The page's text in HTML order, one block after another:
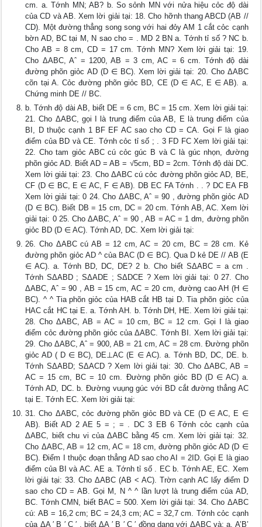
cm. a. Tớnh MN; AB? b. So sỏnh MN với nửa hiệu cỏc độ dài
của CD và AB. Xem lời giải tại: 18. Cho hỡnh thang ABCD (AB //
CD). Một đường thẳng song song với hai đỏy AM 1 cắt cỏc cạnh
bờn AD, BC tại M, N sao cho = . MD 2 BN a. Tớnh tỉ số ? NC b.
Cho AB = 8 cm, CD = 17 cm. Tớnh MN? Xem lời giải tại: 19.
Cho ΔABC, Aˆ = 1200, AB = 3 cm, AC = 6 cm. Tớnh độ dài
đường phõn giỏc AD (D ∈ BC). Xem lời giải tại: 20. Cho ΔABC
cõn tại A. Cỏc đường phõn giỏc BD, CE (D ∈ AC, E ∈ AB). a.
Chứng minh DE // BC.
b. Tớnh độ dài AB, biết DE = 6 cm, BC = 15 cm. Xem lời giải tại:
21. Cho ΔABC, gọi I là trung điểm của AB, E là trung điểm của
BI, D thuộc cạnh 1 BF EF AC sao cho CD = CA. Gọi F là giao
điểm của BD và CE. Tớnh cỏc tỉ số ; . 3 FD FC Xem lời giải tại:
22. Cho tam giỏc ABC cú cỏc gúc B và C là gúc nhọn, đường
phõn giỏc AD. Biết AD = AB = √5cm, BD = 2cm. Tớnh độ dài DC.
Xem lời giải tại: 23. Cho ΔABC cú cỏc đường phõn giỏc AD, BE,
CF (D ∈ BC, E ∈ AC, F ∈ AB). DB EC FA Tớnh . . ? DC EA FB
Xem lời giải tại: 0 24. Cho ΔABC, Aˆ = 90 , đường phõn giỏc AD
(D ∈ BC). Biết DB = 15 cm, DC = 20 cm. Tớnh AB, AC. Xem lời
giải tại: 0 25. Cho ΔABC, Aˆ = 90 , AB = AC = 1 dm, đường phõn
giỏc BD (D ∈ AC). Tớnh AD, DC. Xem lời giải tại:
26. Cho ΔABC cú AB = 12 cm, AC = 20 cm, BC = 28 cm. Kẻ
đường phõn giỏc AD ^ của BAC (D ∈ BC). Qua D kẻ DE // AB (E
∈ AC). a. Tớnh BD, DC, DE? 2 b. Cho biết SΔABC = a cm .
Tớnh SΔABD ; SΔADE ; SΔDCE ? Xem lời giải tại: 0 27. Cho
ΔABC, Aˆ = 90 , AB = 15 cm, AC = 20 cm, đường cao AH (H ∈
BC). ^ ^ Tia phõn giỏc của HAB cắt HB tại D. Tia phõn giỏc của
HAC cắt HC tại E. a. Tớnh AH. b. Tớnh DH, HE. Xem lời giải tại:
28. Cho ΔABC, AB = AC = 10 cm, BC = 12 cm. Gọi I là giao
điểm cỏc đường phõn giỏc của ΔABC. Tớnh BI. Xem lời giải tại:
29. Cho ΔABC, Aˆ = 900, AB = 21 cm, AC = 28 cm. Đường phõn
giỏc AD ( D ∈ BC), DE⊥AC (E ∈ AC). a. Tớnh BD, DC, DE. b.
Tớnh SΔABD; SΔACD ? Xem lời giải tại: 30. Cho ΔABC, AB =
AC = 15 cm, BC = 10 cm. Đường phõn giỏc BD (D ∈ AC) a.
Tớnh AD, DC. b. Đường vuụng gúc với BD cắt đường thẳng AC
tại E. Tớnh EC. Xem lời giải tại:
31. Cho ΔABC, cỏc đường phõn giỏc BD và CE (D ∈ AC, E ∈
AB). Biết AD 2 AE 5 = ; = . DC 3 EB 6 Tớnh cỏc cạnh của
ΔABC, biết chu vi của ΔABC bằng 45 cm. Xem lời giải tại: 32.
Cho ΔABC, AB = 12 cm, AC = 18 cm, đường phõn giỏc AD (D ∈
BC). Điểm I thuộc đoạn thẳng AD sao cho AI = 2ID. Gọi E là giao
điểm của BI và AC. AE a. Tớnh tỉ số . EC b. Tớnh AE, EC. Xem
lời giải tại: 33. Cho ΔABC (AB < AC). Trờn cạnh AC lấy điểm D
sao cho CD = AB. Gọi M, N ^ ^ lần lượt là trung điểm của AD,
BC. Tớnh CMN, biết BAC = 500. Xem lời giải tại: 34. Cho ΔABC
cú: AB = 16,2 cm; BC = 24,3 cm; AC = 32,7 cm. Tớnh cỏc cạnh
của ΔA ′ B ′ C ′ , biết ΔA ′ B ′ C ′ đồng dạng với ΔABC và: a. A’B’